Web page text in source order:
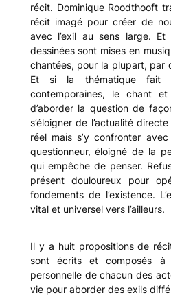
récit. Dominique Roodthooft
récit imagé pour créer de
avec l’exil au sens large. Et
dessinées sont mises en
chantées, pour la plupart, par
Et si la thématique fait
contemporaines, le chant
d’aborder la question de
s’éloigner de l’actualité
réel mais s’y confronter
questionneur, éloigné de la
qui empêche de penser.
présent douloureux pour
fondements de l’existence.
vital et universel vers l’ailleurs.
Il y a huit propositions de
sont écrits et composés à
personnelle de chacun des
vie pour aborder des exils